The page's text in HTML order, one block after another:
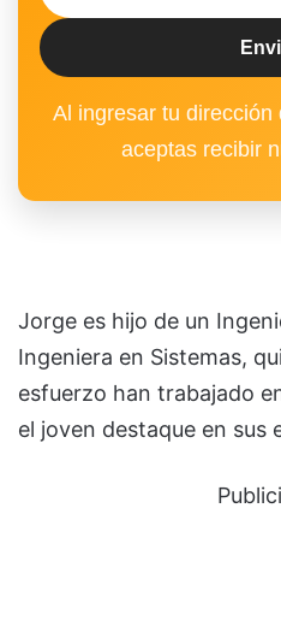
Al ingresar tu dirección
aceptas recibir
Jorge es hijo de un
Ingeniera en Sistemas,
esfuerzo han trabajado
el joven destaque en sus